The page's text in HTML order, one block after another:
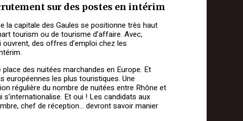
sur des postes en intérim
la capitale des Gaules se positionne très haut
tourism ou de tourisme d’affaire. Avec,
des offres d’emploi chez les
des nuitées marchandes en Europe. Et
européennes les plus touristiques. Une
régulière du nombre de nuitées entre Rhône et
Et oui ! Les candidats aux
chef de réception… devront savoir manier